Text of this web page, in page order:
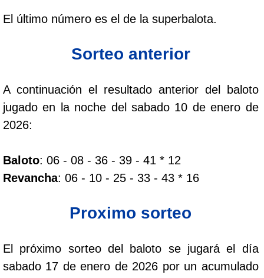
Chontico Día
Chontico Noche
Culona día
Dorado Mañana
Fantástica Día
El último número es el de la superbalota.
Sorteo anterior
A continuación el resultado anterior del baloto
jugado en la noche del sabado 10 de enero de
2026:
Baloto: 06 - 08 - 36 - 39 - 41 * 12
Revancha: 06 - 10 - 25 - 33 - 43 * 16
Proximo sorteo
El próximo sorteo del baloto se jugará el día
sabado 17 de enero de 2026 por un acumulado